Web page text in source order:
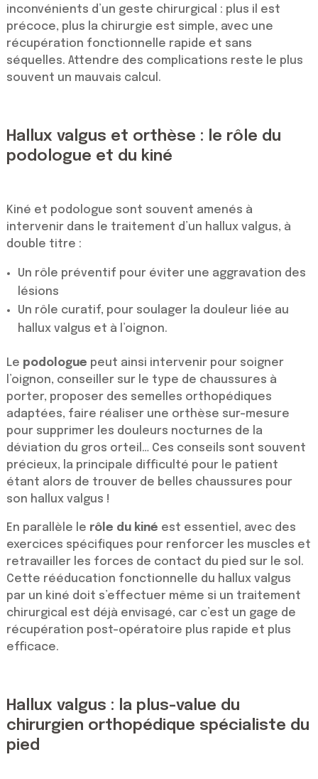
inconvénients d’un geste chirurgical : plus il est
précoce, plus la chirurgie est simple, avec une
récupération fonctionnelle rapide et sans
séquelles. Attendre des complications reste le plus
souvent un mauvais calcul.
Hallux valgus et orthèse : le rôle du
podologue et du kiné
Kiné et podologue sont souvent amenés à
intervenir dans le traitement d’un hallux valgus, à
double titre :
Un rôle préventif pour éviter une aggravation des
lésions
Un rôle curatif, pour soulager la douleur liée au
hallux valgus et à l’oignon.
Le podologue peut ainsi intervenir pour soigner
l’oignon, conseiller sur le type de chaussures à
porter, proposer des semelles orthopédiques
adaptées, faire réaliser une orthèse sur-mesure
pour supprimer les douleurs nocturnes de la
déviation du gros orteil… Ces conseils sont souvent
précieux, la principale difficulté pour le patient
étant alors de trouver de belles chaussures pour
son hallux valgus !
En parallèle le rôle du kiné est essentiel, avec des
exercices spécifiques pour renforcer les muscles et
retravailler les forces de contact du pied sur le sol.
Cette rééducation fonctionnelle du hallux valgus
par un kiné doit s’effectuer même si un traitement
chirurgical est déjà envisagé, car c’est un gage de
récupération post-opératoire plus rapide et plus
efficace.
Hallux valgus : la plus-value du
chirurgien orthopédique spécialiste du
pied